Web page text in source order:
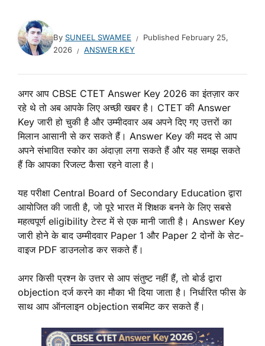
By SUNEEL SWAMEE Published February 25,
2026
ANSWER KEY
अगर आप CBSE CTET Answer Key 2026 का इंतज़ार कर
रहे थे तो अब आपके लिए अच्छी खबर है। CTET की Answer
Key जारी हो चुकी है और उम्मीदवार अब अपने दिए गए उत्तरों का
मिलान आसानी से कर सकते हैं। Answer Key की मदद से आप
अपने संभावित स्कोर का अंदाज़ा लगा सकते हैं और यह समझ सकते
हैं कि आपका रिजल्ट कैसा रहने वाला है।
यह परीक्षा Central Board of Secondary Education द्वारा
आयोजित की जाती है, जो पूरे भारत में शिक्षक बनने के लिए सबसे
महत्वपूर्ण eligibility टेस्ट में से एक मानी जाती है। Answer Key
जारी होने के बाद उम्मीदवार Paper 1 और Paper 2 दोनों के सेट-
वाइज PDF डाउनलोड कर सकते हैं।
अगर किसी प्रश्न के उत्तर से आप संतुष्ट नहीं हैं, तो बोर्ड द्वारा
objection दर्ज करने का मौका भी दिया जाता है। निर्धारित फीस के
साथ आप ऑनलाइन objection सबमिट कर सकते हैं।